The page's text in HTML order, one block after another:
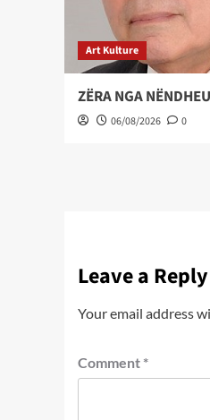
Art Kulture
ZËRA NGA NËNDHEU
06/08/2026 0
Leave a Reply
Your email address
Comment *